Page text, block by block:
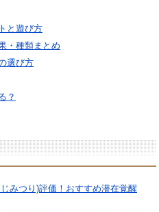
と遊び方
・種類まとめ
選び方
？
みつり)評価！おすすめ潜在覚醒